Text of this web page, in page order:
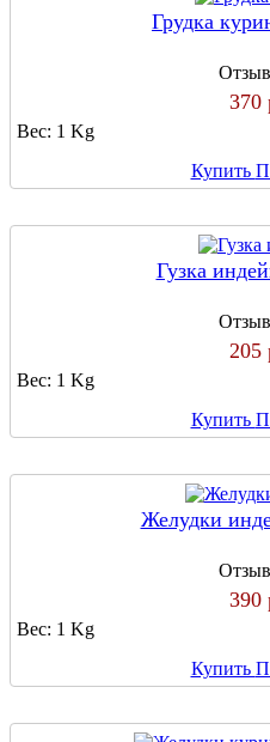
Грудка
370
Вес: 1 Kg
Купить
Гузка
205
Вес: 1 Kg
Купить
Желудки
390
Вес: 1 Kg
Купить